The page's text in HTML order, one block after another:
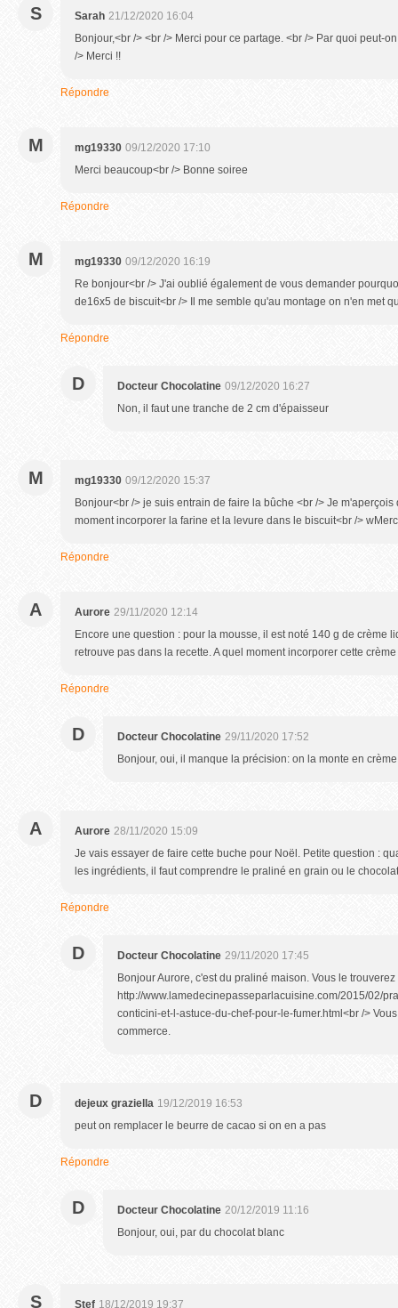
S Sarah 21/12/2020 16:04
Bonjour,<br /> <br /> Merci pour ce partage. <br /> Par quoi peut-
/> Merci !!
Répondre
M mg19330 09/12/2020 17:10
Merci beaucoup<br /> Bonne soiree
Répondre
M mg19330 09/12/2020 16:19
Re bonjour<br /> J'ai oublié également de vous demander
de16x5 de biscuit<br /> Il me semble qu'au montage on n'en met
Répondre
D Docteur Chocolatine 09/12/2020 16:27
Non, il faut une tranche de 2 cm d'épaisseur
M mg19330 09/12/2020 15:37
Bonjour<br /> je suis entrain de faire la bûche <br /> Je
moment incorporer la farine et la levure dans le biscuit<br />
Répondre
A Aurore 29/11/2020 12:14
Encore une question : pour la mousse, il est noté 140 g de crème
retrouve pas dans la recette. A quel moment incorporer cette
Répondre
D Docteur Chocolatine 29/11/2020 17:52
Bonjour, oui, il manque la précision: on la monte en
A Aurore 28/11/2020 15:09
Je vais essayer de faire cette buche pour Noël. Petite question :
les ingrédients, il faut comprendre le praliné en grain ou le
Répondre
D Docteur Chocolatine 29/11/2020 17:45
Bonjour Aurore, c'est du praliné maison. Vous le trouverez
http://www.lamedecinepasseparlacuisine.com/2015/02/
conticini-et-l-astuce-du-chef-pour-le-fumer.html<br />
commerce.
D dejeux graziella 19/12/2019 16:53
peut on remplacer le beurre de cacao si on en a pas
Répondre
D Docteur Chocolatine 20/12/2019 11:16
Bonjour, oui, par du chocolat blanc
S Stef 18/12/2019 19:37